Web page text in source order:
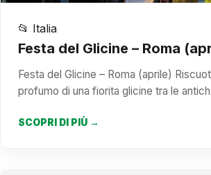
📂 Italia
Festa del Glicine – Roma
Festa del Glicine – Roma (aprile)
profumo di una fiorita glicine tra le
SCOPRI DI PIÙ →